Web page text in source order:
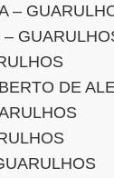
–
–
DE